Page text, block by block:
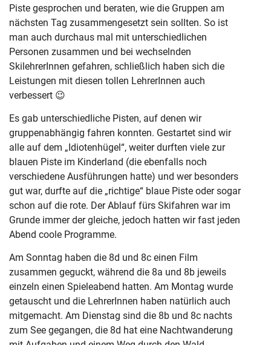
Piste gesprochen und beraten, wie die Gruppen am
nächsten Tag zusammengesetzt sein sollten. So ist
man auch durchaus mal mit unterschiedlichen
Personen zusammen und bei wechselnden
SkilehrerInnen gefahren, schließlich haben sich die
Leistungen mit diesen tollen LehrerInnen auch
verbessert 😉
Es gab unterschiedliche Pisten, auf denen wir
gruppenabhängig fahren konnten. Gestartet sind wir
alle auf dem „Idiotenhügel“, weiter durften viele zur
blauen Piste im Kinderland (die ebenfalls noch
verschiedene Ausführungen hatte) und wer besonders
gut war, durfte auf die „richtige“ blaue Piste oder sogar
schon auf die rote. Der Ablauf fürs Skifahren war im
Grunde immer der gleiche, jedoch hatten wir fast jeden
Abend coole Programme.
Am Sonntag haben die 8d und 8c einen Film
zusammen geguckt, während die 8a und 8b jeweils
einzeln einen Spieleabend hatten. Am Montag wurde
getauscht und die LehrerInnen haben natürlich auch
mitgemacht. Am Dienstag sind die 8b und 8c nachts
zum See gegangen, die 8d hat eine Nachtwanderung